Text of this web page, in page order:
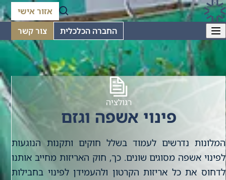
אזור אישי
החברה הכלכלית
צור קשר
רגולציה
פינוי אשפה וגזם
המלונות נדרשים לעמוד בשלל חוקים ותקנות הנוגעות
לפינוי אשפה מסוגים שונים. כך, חוק האריזות מחייב אותנו
לדחוס את כל אריזות הקרטון ולהעמידן לפינוי בחבילות